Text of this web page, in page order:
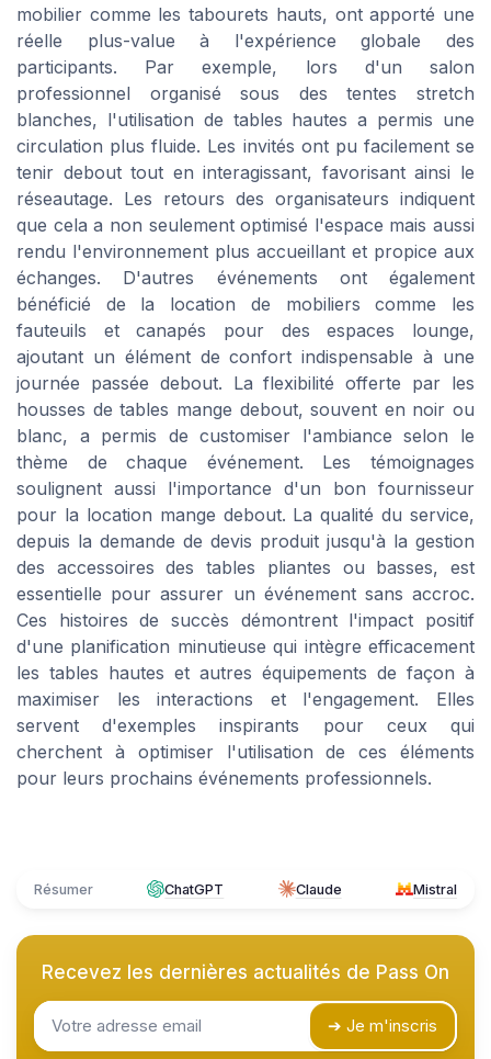
mobilier comme les tabourets hauts, ont apporté une
réelle plus-value à l'expérience globale des
participants. Par exemple, lors d'un salon
professionnel organisé sous des tentes stretch
blanches, l'utilisation de tables hautes a permis une
circulation plus fluide. Les invités ont pu facilement se
tenir debout tout en interagissant, favorisant ainsi le
réseautage. Les retours des organisateurs indiquent
que cela a non seulement optimisé l'espace mais aussi
rendu l'environnement plus accueillant et propice aux
échanges. D'autres événements ont également
bénéficié de la location de mobiliers comme les
fauteuils et canapés pour des espaces lounge,
ajoutant un élément de confort indispensable à une
journée passée debout. La flexibilité offerte par les
housses de tables mange debout, souvent en noir ou
blanc, a permis de customiser l'ambiance selon le
thème de chaque événement. Les témoignages
soulignent aussi l'importance d'un bon fournisseur
pour la location mange debout. La qualité du service,
depuis la demande de devis produit jusqu'à la gestion
des accessoires des tables pliantes ou basses, est
essentielle pour assurer un événement sans accroc.
Ces histoires de succès démontrent l'impact positif
d'une planification minutieuse qui intègre efficacement
les tables hautes et autres équipements de façon à
maximiser les interactions et l'engagement. Elles
servent d'exemples inspirants pour ceux qui
cherchent à optimiser l'utilisation de ces éléments
pour leurs prochains événements professionnels.
Résumer ChatGPT Claude Mistral
Recevez les dernières actualités de Pass On
➔ Je m'inscris